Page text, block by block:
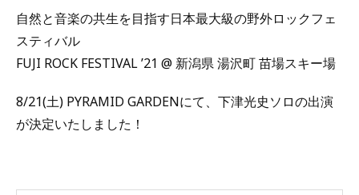
自然と音楽の共生を目指す日本最大級の野外ロックフェ
スティバル
FUJI ROCK FESTIVAL ’21 @ 新潟県 湯沢町 苗場スキー場
8/21(土) PYRAMID GARDENにて、下津光史ソロの出演
が決定いたしました！